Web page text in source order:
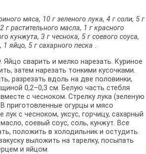
мяса, 10 г зеленого лука, 4 г соли, 5 г
г растительного масла, 1 г красного
кунжута, 3 г чеснока, 5 г соевого соуса,
1 яйцо, 5 г сахарного песка .
Яйцо сварить и мелко нарезать. Куриное
затем нарезать тонкими кусочками.
разрезать вдоль на две половинки,
0,2–0,3 см. Белую часть стебля
с чесноком. Стрелку лука (зеленую
приготовленные огурцы и мясо
с чесноком, уксус, горчицу, сахарный
соевый соус, соль, кунжут. Все
положить в холодильник и остудить.
выложить на тарелку, посыпать
и яйцом.